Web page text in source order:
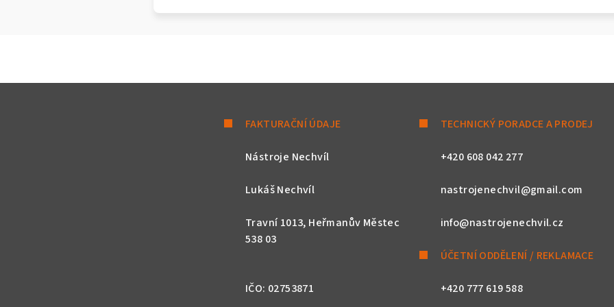
FAKTURAČNÍ ÚDAJE
Nástroje Nechvíl
Lukáš Nechvíl
Travní 1013, Heřmanův Městec
538 03
IČO: 02753871
TECHNICKÝ PORADCE A PRODEJ
+420 608 042 277
nastrojenechvil@gmail.com
info@nastrojenechvil.cz
ÚČETNÍ ODDĚLENÍ / REKLAMACE
+420 777 619 588